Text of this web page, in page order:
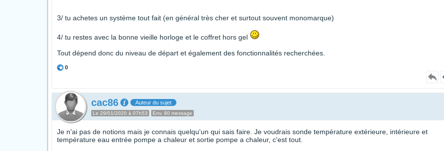
3/ tu achetes un système tout fait (en général très cher et surtout souvent monomarque)
4/ tu restes avec la bonne vieille horloge et le coffret hors gel
Tout dépend donc du niveau de départ et également des fonctionnalités recherchées.
0
cac86 Auteur du sujet
Le 29/01/2020 à 07h53 Env. 80 message
Je n'ai pas de notions mais je connais quelqu'un qui sais faire. Je voudrais sonde température extérieure, intérieure et
température eau entrée pompe a chaleur et sortie pompe a chaleur, c'est tout.